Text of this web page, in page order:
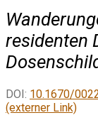
residenten
DOI: 10.1670/
(externer Link)